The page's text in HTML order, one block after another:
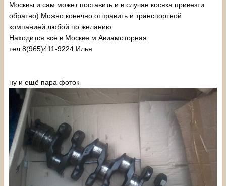
Москвы и сам может поставить и в случае косяка привезти
обратно) Можно конечно отправить и транспортной
компанией любой по желанию.
Находится всё в Москве м Авиамоторная.
тел 8(965)411-9224 Илья
ну и ещё пара фоток